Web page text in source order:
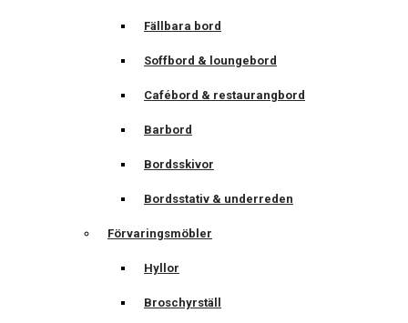
Fällbara bord
Soffbord & loungebord
Cafébord & restaurangbord
Barbord
Bordsskivor
Bordsstativ & underreden
Förvaringsmöbler
Hyllor
Broschyrställ